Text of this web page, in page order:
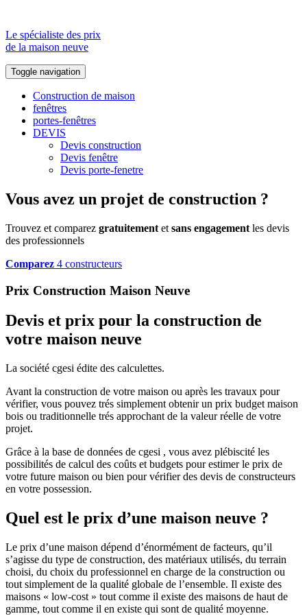
Le spécialiste des prix
de la maison neuve
Toggle navigation
Construction de maison
fenêtres
portes-fenêtres
DEVIS
Devis construction
Devis fenêtre
Devis porte-fenetre
Vous avez un projet de construction ?
Trouvez et comparez gratuitement et sans engagement les devis
des professionnels
Comparez 4 constructeurs
Prix Construction Maison Neuve
Devis et prix pour la construction de
votre maison neuve
La société cgesi édite des calculettes.
Avant la construction de votre maison ou après les travaux pour
vérifier, vous pouvez trés simplement obtenir un prix budget maison
bois ou traditionnelle trés approchant de la valeur réelle de votre
projet.
Grâce à la base de données de cgesi , vous avez plébiscité les
possibilités de calcul des coûts et budgets pour estimer le prix de
votre future maison ou bien pour vérifier des devis de constructeurs
en votre possession.
Quel est le prix d’une maison neuve ?
Le prix d’une maison dépend d’énormément de facteurs, qu’il
s’agisse du type de construction, des matériaux utilisés, du terrain
choisi, du choix du professionnel en charge de la construction ou
tout simplement de la qualité globale de l’ensemble. Il existe des
maisons « low-cost » tout comme il existe des maisons de haut de
gamme, tout comme il en existe qui sont de qualité moyenne.